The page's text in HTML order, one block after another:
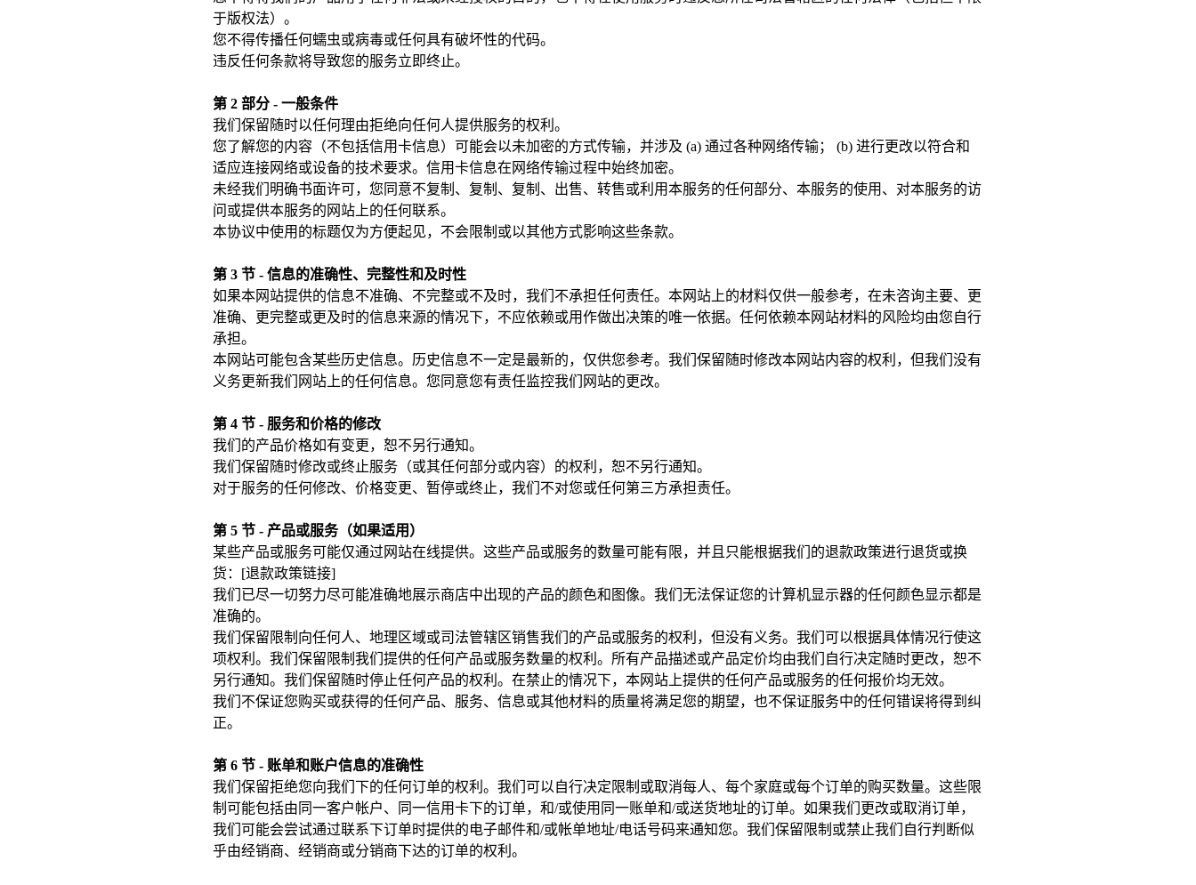
于版权法）。
您不得传播任何蠕虫或病毒或任何具有破坏性的代码。
违反任何条款将导致您的服务立即终止。
第 2 部分 - 一般条件
我们保留随时以任何理由拒绝向任何人提供服务的权利。
您了解您的内容（不包括信用卡信息）可能会以未加密的方式传输，并涉及 (a) 通过各种网络传输； (b) 进行更改以符合和
适应连接网络或设备的技术要求。信用卡信息在网络传输过程中始终加密。
未经我们明确书面许可，您同意不复制、复制、复制、出售、转售或利用本服务的任何部分、本服务的使用、对本服务的访
问或提供本服务的网站上的任何联系。
本协议中使用的标题仅为方便起见，不会限制或以其他方式影响这些条款。
第 3 节 - 信息的准确性、完整性和及时性
如果本网站提供的信息不准确、不完整或不及时，我们不承担任何责任。本网站上的材料仅供一般参考，在未咨询主要、更
准确、更完整或更及时的信息来源的情况下，不应依赖或用作做出决策的唯一依据。任何依赖本网站材料的风险均由您自行
承担。
本网站可能包含某些历史信息。历史信息不一定是最新的，仅供您参考。我们保留随时修改本网站内容的权利，但我们没有
义务更新我们网站上的任何信息。您同意您有责任监控我们网站的更改。
第 4 节 - 服务和价格的修改
我们的产品价格如有变更，恕不另行通知。
我们保留随时修改或终止服务（或其任何部分或内容）的权利，恕不另行通知。
对于服务的任何修改、价格变更、暂停或终止，我们不对您或任何第三方承担责任。
第 5 节 - 产品或服务（如果适用）
某些产品或服务可能仅通过网站在线提供。这些产品或服务的数量可能有限，并且只能根据我们的退款政策进行退货或换
货：[退款政策链接]
我们已尽一切努力尽可能准确地展示商店中出现的产品的颜色和图像。我们无法保证您的计算机显示器的任何颜色显示都是
准确的。
我们保留限制向任何人、地理区域或司法管辖区销售我们的产品或服务的权利，但没有义务。我们可以根据具体情况行使这
项权利。我们保留限制我们提供的任何产品或服务数量的权利。所有产品描述或产品定价均由我们自行决定随时更改，恕不
另行通知。我们保留随时停止任何产品的权利。在禁止的情况下，本网站上提供的任何产品或服务的任何报价均无效。
我们不保证您购买或获得的任何产品、服务、信息或其他材料的质量将满足您的期望，也不保证服务中的任何错误将得到纠
正。
第 6 节 - 账单和账户信息的准确性
我们保留拒绝您向我们下的任何订单的权利。我们可以自行决定限制或取消每人、每个家庭或每个订单的购买数量。这些限
制可能包括由同一客户帐户、同一信用卡下的订单，和/或使用同一账单和/或送货地址的订单。如果我们更改或取消订单，
我们可能会尝试通过联系下订单时提供的电子邮件和/或帐单地址/电话号码来通知您。我们保留限制或禁止我们自行判断似
乎由经销商、经销商或分销商下达的订单的权利。